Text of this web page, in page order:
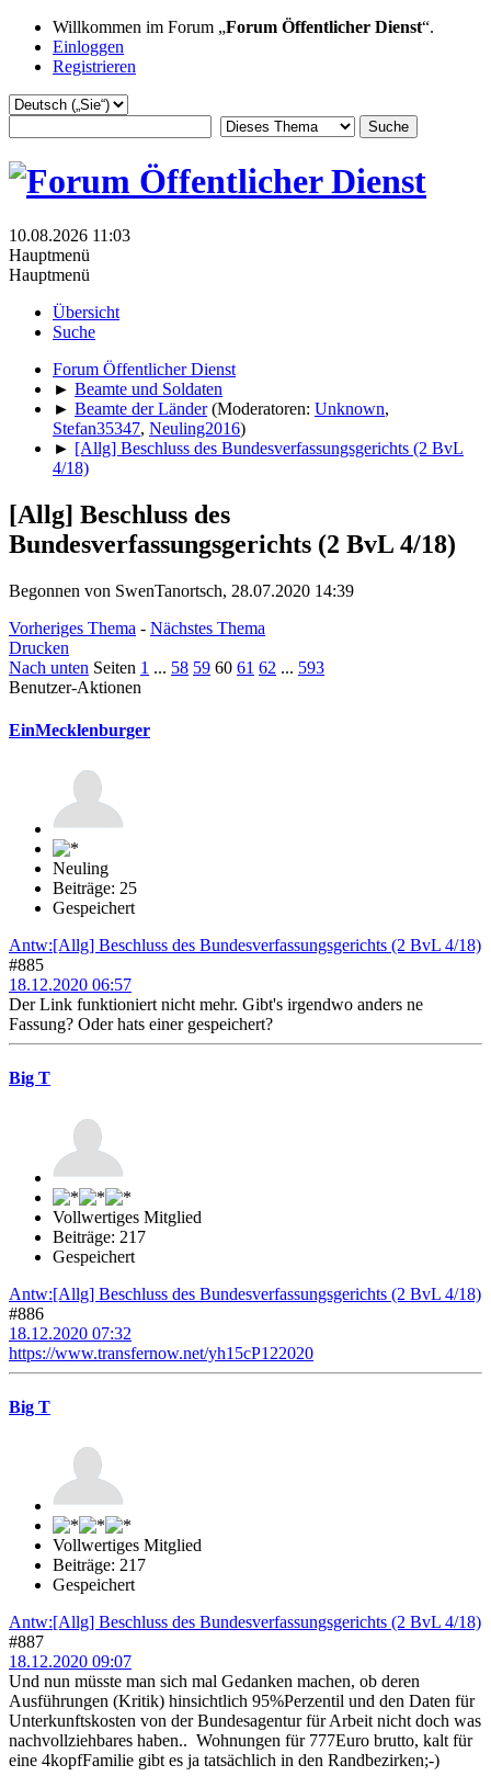
Willkommen im Forum „Forum Öffentlicher Dienst“.
Einloggen
Registrieren
10.08.2026 11:03
Hauptmenü
Hauptmenü
Übersicht
Suche
Forum Öffentlicher Dienst
► Beamte und Soldaten
► Beamte der Länder (Moderatoren: Unknown,
Stefan35347, Neuling2016)
► [Allg] Beschluss des Bundesverfassungsgerichts (2 BvL
4/18)
[Allg] Beschluss des
Bundesverfassungsgerichts (2 BvL 4/18)
Begonnen von SwenTanortsch, 28.07.2020 14:39
Vorheriges Thema - Nächstes Thema
Drucken
Nach unten Seiten 1 ... 58 59 60 61 62 ... 593
Benutzer-Aktionen
EinMecklenburger
Neuling
Beiträge: 25
Gespeichert
Antw:[Allg] Beschluss des Bundesverfassungsgerichts (2 BvL 4/18)
#885
18.12.2020 06:57
Der Link funktioniert nicht mehr. Gibt's irgendwo anders ne
Fassung? Oder hats einer gespeichert?
Big T
Vollwertiges Mitglied
Beiträge: 217
Gespeichert
Antw:[Allg] Beschluss des Bundesverfassungsgerichts (2 BvL 4/18)
#886
18.12.2020 07:32
https://www.transfernow.net/yh15cP122020
Big T
Vollwertiges Mitglied
Beiträge: 217
Gespeichert
Antw:[Allg] Beschluss des Bundesverfassungsgerichts (2 BvL 4/18)
#887
18.12.2020 09:07
Und nun müsste man sich mal Gedanken machen, ob deren
Ausführungen (Kritik) hinsichtlich 95%Perzentil und den Daten für
Unterkunftskosten von der Bundesagentur für Arbeit nicht doch was
nachvollziehbares haben.. Wohnungen für 777Euro brutto, kalt für
eine 4kopfFamilie gibt es ja tatsächlich in den Randbezirken;-)